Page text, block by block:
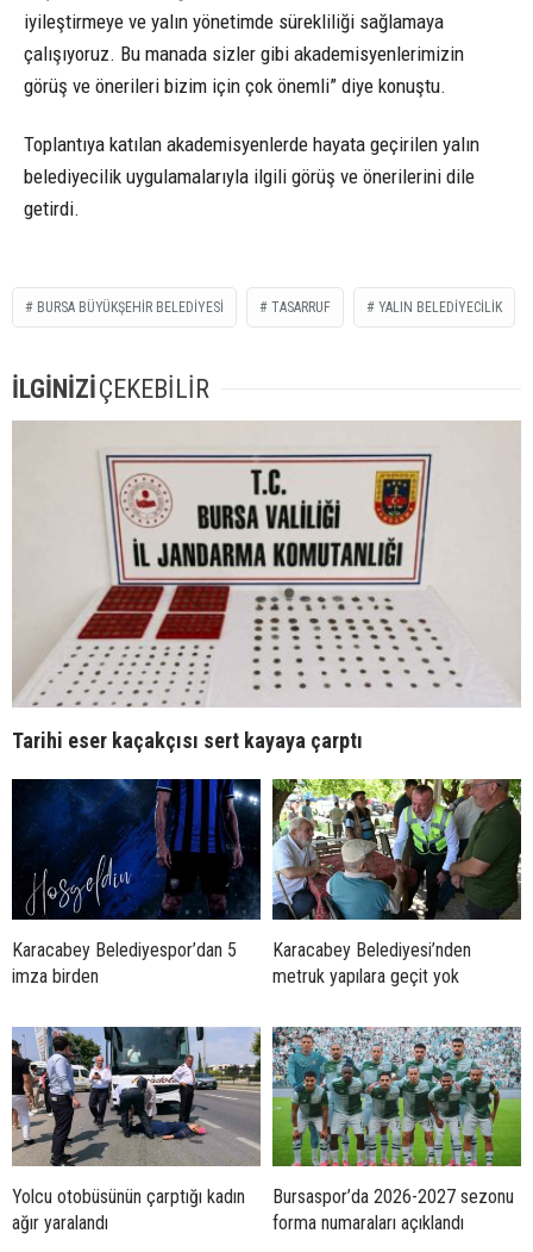
iyileştirmeye ve yalın yönetimde sürekliliği sağlamaya
çalışıyoruz. Bu manada sizler gibi akademisyenlerimizin
görüş ve önerileri bizim için çok önemli” diye konuştu.
Toplantıya katılan akademisyenlerde hayata geçirilen yalın
belediyecilik uygulamalarıyla ilgili görüş ve önerilerini dile
getirdi.
BURSA BÜYÜKŞEHIR BELEDIYESI TASARRUF YALIN BELEDIYECILIK
İLGİNİZİÇEKEBİLİR
Tarihi eser kaçakçısı sert kayaya çarptı
Karacabey Belediyespor’dan 5
imza birden
Karacabey Belediyesi’nden
metruk yapılara geçit yok
Yolcu otobüsünün çarptığı kadın
ağır yaralandı
Bursaspor’da 2026-2027 sezonu
forma numaraları açıklandı